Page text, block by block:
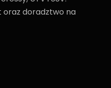
oraz doradztwo na